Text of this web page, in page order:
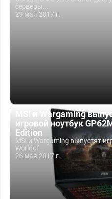
серверы...
29 мая 2017 г.
MSI и Wargaming
игровой ноутбук
Edition
MSI и Wargaming выпустят
Worldof...
26 мая 2017 г.